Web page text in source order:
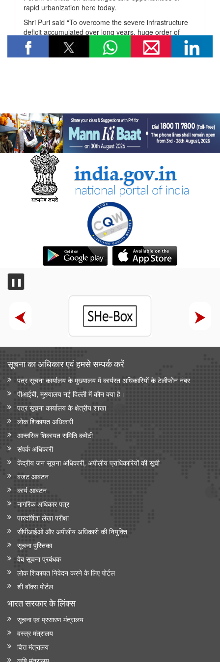
❚❚
सूचना का अधिकार एवं हमसे सम्‍पर्क करें
पत्र सूचना कार्यालय के मुख्यालय में कार्यरत अधिकारियों के टेलीफोन नंबर
पीआईबी, मुख्यालय नई दिल्ली में कौन क्या है।
पत्र सूचना कार्यालय के क्षेत्रीय शाखा
लोक शिकायत अधिकारी
आन्‍तरिक शिकायत समिति कमेटी
संपर्क अधिकारी
केंद्रीय जन सूचना अधिकारी, अपीलीय प्राधिकारियों की सूची
बजट आबंटन
कार्य आबंटन
नागरिक अधिकार पत्र
पारदर्शिता लेखा परीक्षा
सीपीआईओ और अपी‍लीय अधिकारी की नियुक्ति
सूचना पुस्तिका
वेब सूचना प्रबंधक
लोक शिकायत निवेदन करने के लिए पोर्टल
शी बॉक्स पोर्टल
भारत सरकार के लिंक्‍स
सूचना एवं प्रसारण मंत्रालय
वस्त्र मंत्रालय
वित्त मंत्रालय